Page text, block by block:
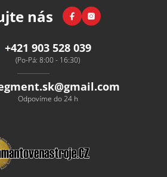
nás FacebookInstagram
+421 903 528 039
(Po-Pá: 8:00 - 16:30)
@gmail.com
Odpovíme do 24 h